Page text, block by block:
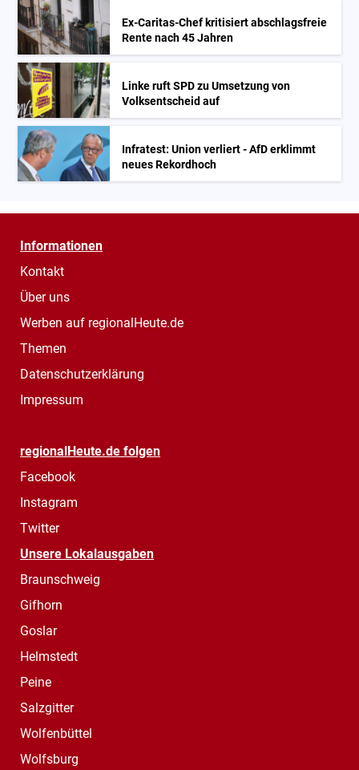
Ex-Caritas-Chef kritisiert abschlagsfreie
Rente nach 45 Jahren
Linke ruft SPD zu Umsetzung von
Volksentscheid auf
Infratest: Union verliert - AfD erklimmt
neues Rekordhoch
Informationen
Kontakt
Über uns
Werben auf regionalHeute.de
Themen
Datenschutzerklärung
Impressum
regionalHeute.de folgen
Facebook
Instagram
Twitter
Unsere Lokalausgaben
Braunschweig
Gifhorn
Goslar
Helmstedt
Peine
Salzgitter
Wolfenbüttel
Wolfsburg